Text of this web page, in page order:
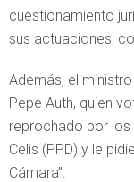
cuestionamiento
sus actuaciones,
Además, el
Pepe Auth, quien
reprochado por los
Celis (PPD) y le
Cámara”.